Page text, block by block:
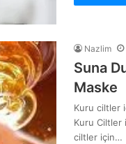
Nazlim
Suna
Maske
Kuru ciltler
Kuru Ciltler
ciltler için…